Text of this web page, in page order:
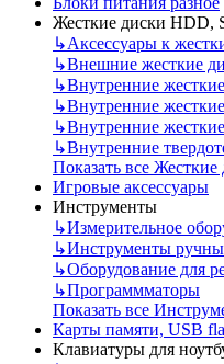
Жесткие диски HDD,
↳Аксессуары к
↳Внешние жесткие
↳Внутренние
↳Внутренние
↳Внутренние
↳Внутренние
Показать все
Игровые аксессуары
Инструменты
↳Измерительное
↳Инструменты
↳Оборудование для
↳Программматоры
Показать все
Карты памяти, USB
Клавиатуры для